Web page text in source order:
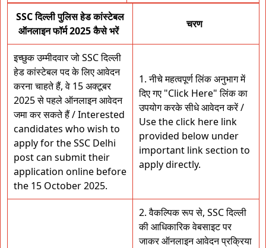
SSC दिल्ली पुलिस हेड कांस्टेबल
ऑनलाइन फॉर्म 2025 कैसे भरें
चरण
इच्छुक उम्मीदवार जो SSC दिल्ली
हेड कांस्टेबल पद के लिए आवेदन
करना चाहते हैं, वे 15 अक्टूबर
2025 से पहले ऑनलाइन आवेदन
जमा कर सकते हैं / Interested
candidates who wish to
apply for the SSC Delhi
post can submit their
application online before
the 15 October 2025.
1. नीचे महत्वपूर्ण लिंक अनुभाग में
दिए गए "Click Here" लिंक का
उपयोग करके सीधे आवेदन करें /
Use the click here link
provided below under
important link section to
apply directly.
2. वैकल्पिक रूप से, SSC दिल्ली
की आधिकारिक वेबसाइट पर
जाकर ऑनलाइन आवेदन प्रक्रिया